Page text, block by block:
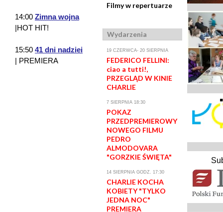
14:00 Zimna wojna
|HOT HIT!
15:50 41 dni nadziei
| PREMIERA
Filmy w repertuarze
Wydarzenia
19 CZERWCA- 20 SIERPNIA
FEDERICO FELLINI:
ciao a tutti!,
PRZEGLĄD W KINIE
CHARLIE
7 SIERPNIA 18:30
POKAZ
PRZEDPREMIEROWY
NOWEGO FILMU
PEDRO
ALMODOVARA
"GORZKIE ŚWIĘTA"
14 SIERPNIA GODZ. 17:30
CHARLIE KOCHA
KOBIETY "TYLKO
JEDNA NOC"
PREMIERA